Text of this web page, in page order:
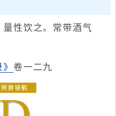
量性饮之。常带酒气
》卷一二九